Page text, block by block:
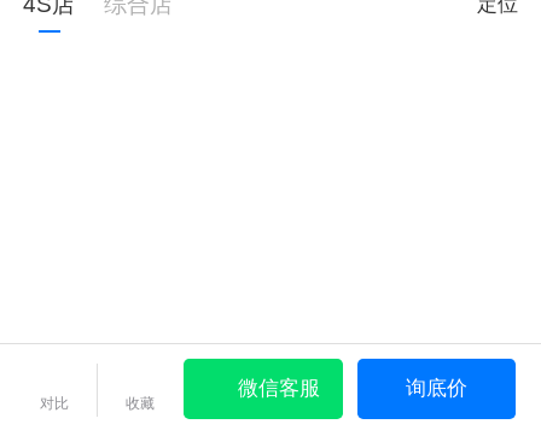
对比 收藏
微信客服 询底价